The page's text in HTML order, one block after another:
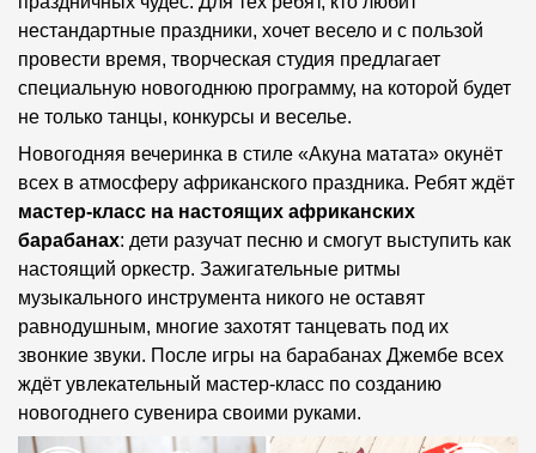
нестандартные праздники, хочет весело и с пользой
провести время, творческая студия предлагает
специальную новогоднюю программу, на которой будет
не только танцы, конкурсы и веселье.
Новогодняя вечеринка в стиле «Акуна матата» окунёт
всех в атмосферу африканского праздника. Ребят ждёт
мастер-класс на настоящих африканских
барабанах: дети разучат песню и смогут выступить как
настоящий оркестр. Зажигательные ритмы
музыкального инструмента никого не оставят
равнодушным, многие захотят танцевать под их
звонкие звуки. После игры на барабанах Джембе всех
ждёт увлекательный мастер-класс по созданию
новогоднего сувенира своими руками.